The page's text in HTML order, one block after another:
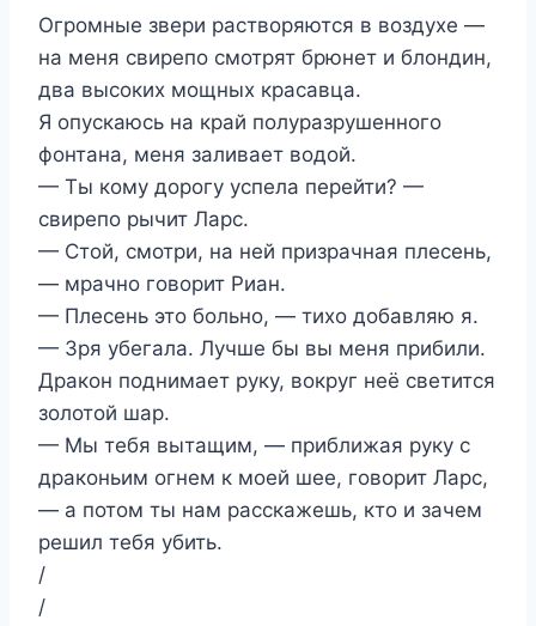
Огромные звери растворяются в воздухе —
на меня свирепо смотрят брюнет и блондин,
два высоких мощных красавца.
Я опускаюсь на край полуразрушенного
фонтана, меня заливает водой.
— Ты кому дорогу успела перейти? —
свирепо рычит Ларс.
— Стой, смотри, на ней призрачная плесень,
— мрачно говорит Риан.
— Плесень это больно, — тихо добавляю я.
— Зря убегала. Лучше бы вы меня прибили.
Дракон поднимает руку, вокруг неё светится
золотой шар.
— Мы тебя вытащим, — приближая руку с
драконьим огнем к моей шее, говорит Ларс,
— а потом ты нам расскажешь, кто и зачем
решил тебя убить.
/
/